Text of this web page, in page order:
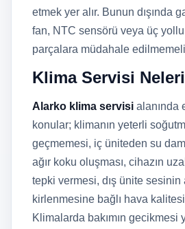
etmek yer alır. Bunun dışında
fan, NTC sensörü veya üç
parçalara müdahale
Klima Servisi
Alarko klima servisi alanında
konular; klimanın yeterli
geçmemesi, iç üniteden su
ağır koku oluşması, cihazın
tepki vermesi, dış ünite sesinin
kirlenmesine bağlı hava
Klimalarda bakımın gecikmesi